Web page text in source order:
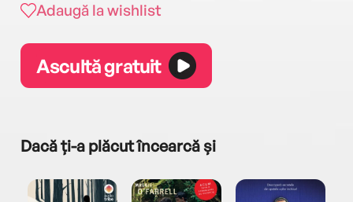
Adaugă la wishlist
Ascultă gratuit
Dacă ți-a plăcut încearcă și